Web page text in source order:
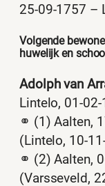
25-09-1757 –
Volgende
huwelijk en
Adolph van
Lintelo, 01-
⚭ (1) Aalten,
(Lintelo, 10-
⚭ (2) Aalten,
(Varsseveld,